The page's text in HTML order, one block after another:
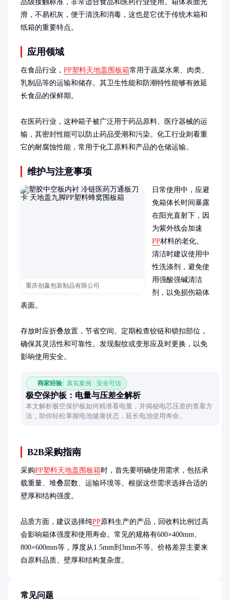
品级接触标准，非常适合食品和医药行业使用。箱体表面光
滑，不易积灰，便于清洗和消毒，这也是它优于传统木箱和
纸箱的重要特点。
应用领域
在食品行业， PP塑料天地盖围板箱常用于蔬菜水果、肉类、
乳制品等的运输和储存。其卫生性能和防潮特性能够有效延
长食品的保鲜期。
在医药行业，这种箱子被广泛用于药品原料、医疗器械的运
输，其密封性能可以防止药品受潮和污染。化工行业则看重
它的耐腐蚀性能，常用于化工原料和产品的仓储运输。
维护与注意事项
重庆创嬴包装制品有限公司
日常使用中，应避
免箱体长时间暴露
在阳光直射下，因
为紫外线会加速
PP材料的老化。
清洁时建议使用中
性洗涤剂，避免使
用强酸强碱清洁
剂，以免损伤箱体
表面。
存放时应折叠放置，节省空间。定期检查铰链和锁扣部位，
确保其灵活性和可靠性。发现裂纹或变形应及时更换，以免
影响使用安全。
商家经验 真实案例 · 安全可信
极空保护板：电量与压差全解析
本文解析极空保护板如何精准看电量，并揭秘电芯压差的查看方
法，助你轻松掌握电池健康状态，延长电池使用寿命。
B2B采购指南
采购PP塑料天地盖围板箱时，首先要明确使用需求，包括承
载重量、堆叠层数、运输环境等。根据这些需求选择合适的
壁厚和结构强度。
品质方面，建议选择纯PP原料生产的产品，回收料比例过高
会影响箱体强度和使用寿命。常见的规格有600×400mm、
800×600mm等，厚度从1.5mm到3mm不等。价格差异主要来
自原料品质、壁厚和结构复杂度。
常见问题